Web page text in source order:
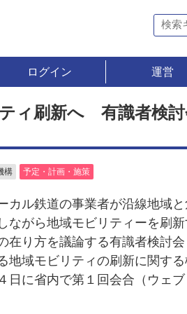
ログイン 運営
ィ刷新へ 有識者検
構 予定・計画・施策
ル鉄道の事業者が沿線地域
ながら地域モビリティーを刷
在り方を議論する有識者検討
地域モビリティの刷新に関す
日に省内で第１回会合（ウェ